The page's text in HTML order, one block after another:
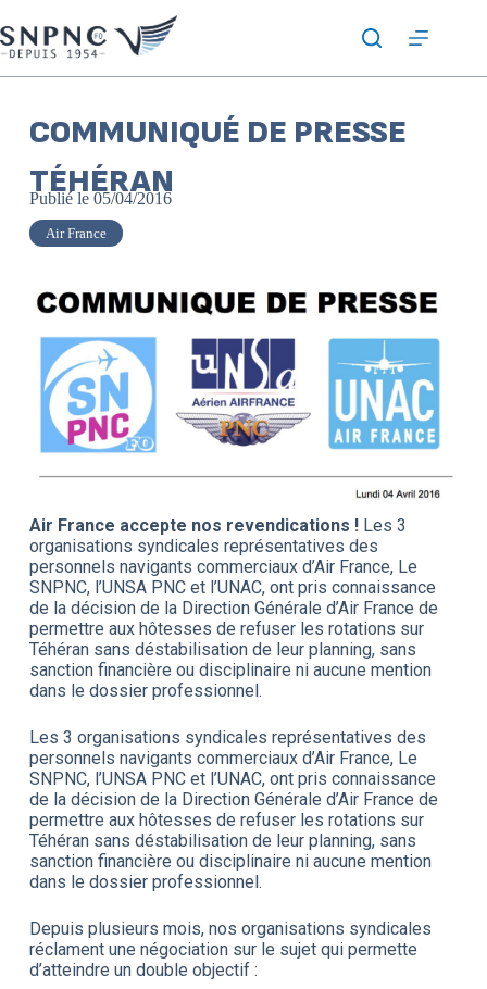
COMMUNIQUÉ DE PRESSE
TÉHÉRAN
Publié le 05/04/2016
Air France
Air France accepte nos revendications !Les 3
organisations syndicales représentatives des
personnels navigants commerciaux d’Air France, Le
SNPNC, l’UNSA PNC et l’UNAC, ont pris connaissance
de la décision de la Direction Générale d’Air France de
permettre aux hôtesses de refuser les rotations sur
Téhéran sans déstabilisation de leur planning, sans
sanction financière ou disciplinaire ni aucune mention
dans le dossier professionnel.
Les 3 organisations syndicales représentatives des
personnels navigants commerciaux d’Air France, Le
SNPNC, l’UNSA PNC et l’UNAC, ont pris connaissance
de la décision de la Direction Générale d’Air France de
permettre aux hôtesses de refuser les rotations sur
Téhéran sans déstabilisation de leur planning, sans
sanction financière ou disciplinaire ni aucune mention
dans le dossier professionnel.
Depuis plusieurs mois, nos organisations syndicales
réclament une négociation sur le sujet qui permette
d’atteindre un double objectif :